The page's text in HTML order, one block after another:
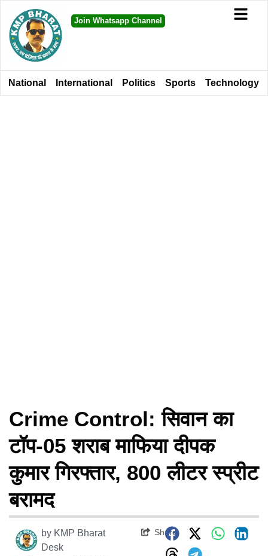
Join Whatsapp Channel
National International Politics Sports Technology
Crime Control: सिवान का
टॉप-05 शराब माफिया दीपक
कुमार गिरफ्तार, 800 लीटर स्प्रीट
बरामद
by KMP Bharat
Desk
Share